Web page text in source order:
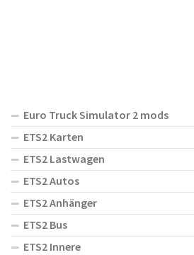
Euro Truck Simulator 2 mods
ETS2 Karten
ETS2 Lastwagen
ETS2 Autos
ETS2 Anhänger
ETS2 Bus
ETS2 Innere